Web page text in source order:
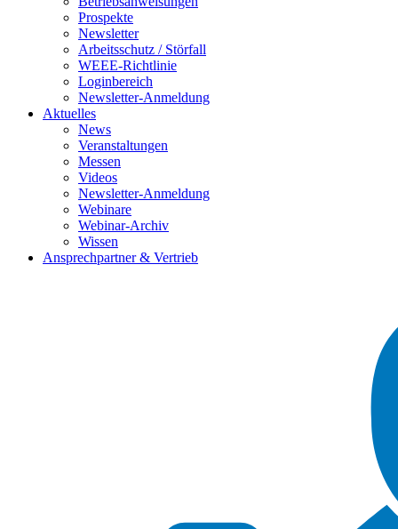
Prospekte
Newsletter
Arbeitsschutz / Störfall
WEEE-Richtlinie
Loginbereich
Newsletter-Anmeldung
Aktuelles
News
Veranstaltungen
Messen
Videos
Newsletter-Anmeldung
Webinare
Webinar-Archiv
Wissen
Ansprechpartner & Vertrieb